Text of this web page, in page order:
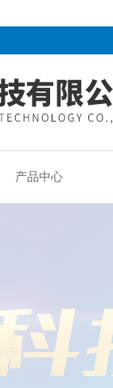
产品中心